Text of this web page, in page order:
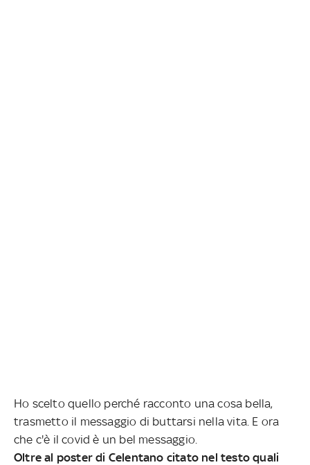
Ho scelto quello perché racconto una cosa bella,
trasmetto il messaggio di buttarsi nella vita. E ora
che c'è il covid è un bel messaggio.
Oltre al poster di Celentano citato nel testo quali